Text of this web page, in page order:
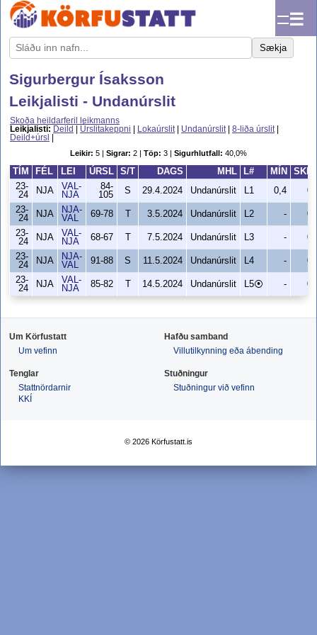
☰
Sækja
Sigurbergur Ísaksson
Leikjalisti - Undanúrslit
Skoða heildarferil leikmanns
Leikjalisti: Deild Úrslitakeppni Lokaúrslit| Undanúrslit| 8-liða úrslit|
Deild+úrsl
Leikir: 5 | Sigrar: 2 | Töp: 3 | Sigurhlutfall: 40,0%
TÍM FÉL LEI ÚRSL S/T DAGS MHL L# MÍN
SKH
23-
24
NJA
VAL-
NJA
84-
105
S 29.4.2024 Undanúrslit L1 0,4
0
23-
24
NJA
NJA-
VAL
69-78 3.5.2024 Undanúrslit L2 -
0
23-
24
NJA
VAL-
NJA
68-67 7.5.2024 Undanúrslit L3 -
0
23-
24
NJA
NJA-
VAL
91-88 S 11.5.2024 Undanúrslit L4 -
0
23-
24
NJA
VAL-
NJA
85-82 14.5.2024 Undanúrslit L5⦿ - 0
Um Körfustatt
Um vefinn
Hafðu samband
Villutilkynning eða ábending
Tenglar
Stattnördarnir
KKÍ
Stuðningur
Stuðningur við vefinn
© 2026 Körfustatt.is